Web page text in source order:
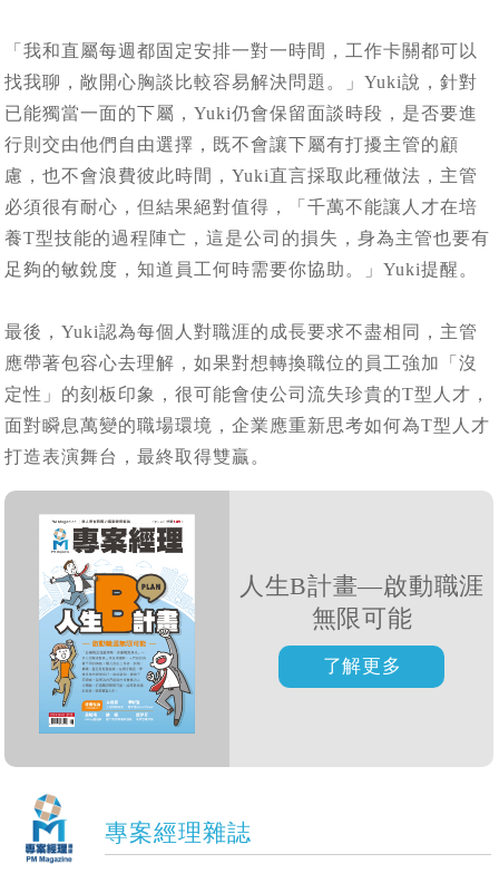
「我和直屬每週都固定安排一對一時間，工作卡關都可以
找我聊，敞開心胸談比較容易解決問題。」Yuki說，針對
已能獨當一面的下屬，Yuki仍會保留面談時段，是否要進
行則交由他們自由選擇，既不會讓下屬有打擾主管的顧
慮，也不會浪費彼此時間，Yuki直言採取此種做法，主管
必須很有耐心，但結果絕對值得，「千萬不能讓人才在培
養T型技能的過程陣亡，這是公司的損失，身為主管也要有
足夠的敏銳度，知道員工何時需要你協助。」Yuki提醒。
最後，Yuki認為每個人對職涯的成長要求不盡相同，主管
應帶著包容心去理解，如果對想轉換職位的員工強加「沒
定性」的刻板印象，很可能會使公司流失珍貴的T型人才，
面對瞬息萬變的職場環境，企業應重新思考如何為T型人才
打造表演舞台，最終取得雙贏。
人生B計畫—啟動職涯
無限可能
專案經理雜誌